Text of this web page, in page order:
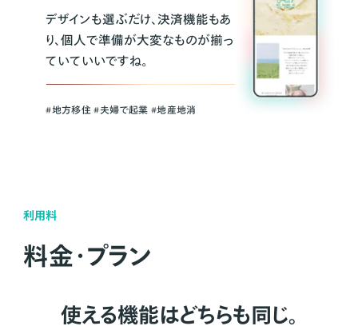
デザインも選ぶだけ、決済機能もあ
り、個人で準備が大変なものが揃っ
ていていいですね。
#地方移住 #夫婦で起業 #地産地消
利用料
料金・プラン
使える機能はどちらも同じ。